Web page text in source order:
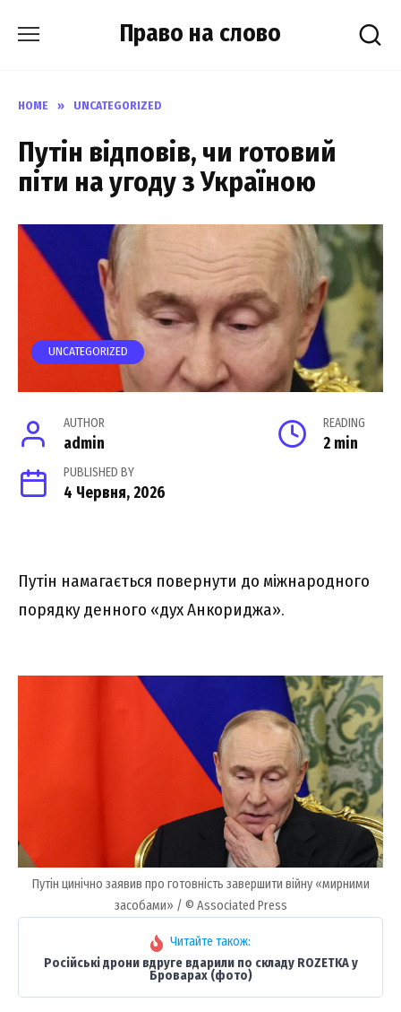
Право на слово
HOME » UNCATEGORIZED
Путін відповів, чи rотовий
піти на угоду з Україною
UNCATEGORIZED
AUTHOR
admin
READING
2 min
PUBLISHED BY
4 Червня, 2026
Путін намагається повернути до міжнародного
порядку денного «дух Анкориджа».
Путін цинічно заявив про готовність завершити війну «мирними
засобами» / © Associated Press
Читайте також:
Російські дрони вдруге вдарили по складу ROZETKA у
Броварах (фото)